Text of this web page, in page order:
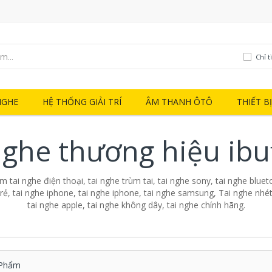
Chỉ
HỆ THỐNG GIẢI TRÍ ÂM THANH ÔTÔ THIẾT
thương hiệu
tai nghe điện thoại, tai nghe trùm tai, tai nghe sony, tai nghe
tai nghe iphone, tai nghe iphone, tai nghe samsung, Tai nghe
tai nghe apple, tai nghe không dây, tai nghe chính hãng.